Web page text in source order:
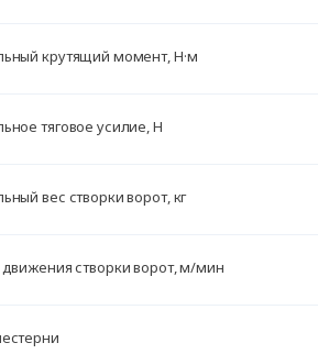
крутящий момент, Н·м
тяговое усилие, H
вес створки ворот, кг
створки ворот, м/мин